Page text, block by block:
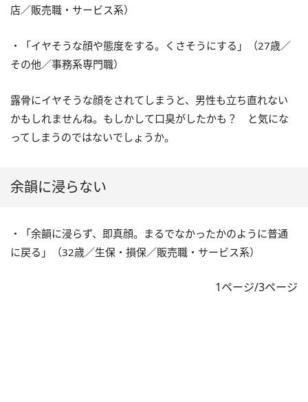
店／販売職・サービス系）
・「イヤそうな顔や態度をする。くさそうにする」（27歳／
その他／事務系専門職）
露骨にイヤそうな顔をされてしまうと、男性も立ち直れない
かもしれませんね。もしかして口臭がしたかも？ と気にな
ってしまうのではないでしょうか。
余韻に浸らない
・「余韻に浸らず、即真顔。まるでなかったかのように普通
に戻る」（32歳／生保・損保／販売職・サービス系）
1ページ/3ページ